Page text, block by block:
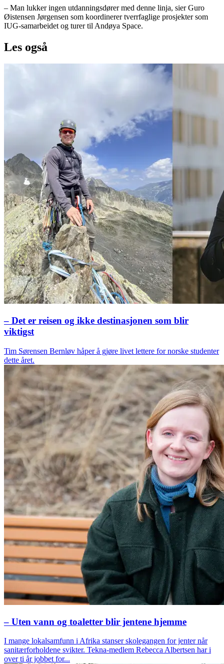
– Man lukker ingen utdanningsdører med denne linja, sier Guro
Øistensen Jørgensen som koordinerer tverrfaglige prosjekter som
IUG-samarbeidet og turer til Andøya Space.
Les også
– Det er reisen og ikke destinasjonen som blir
viktigst
Tim Sørensen Bernløv håper å gjøre livet lettere for norske studenter
dette året.
– Uten vann og toaletter blir jentene hjemme
I mange lokalsamfunn i Afrika stanser skolegangen for jenter når
sanitærforholdene svikter. Tekna-medlem Rebecca Albertsen har i
over ti år jobbet for...